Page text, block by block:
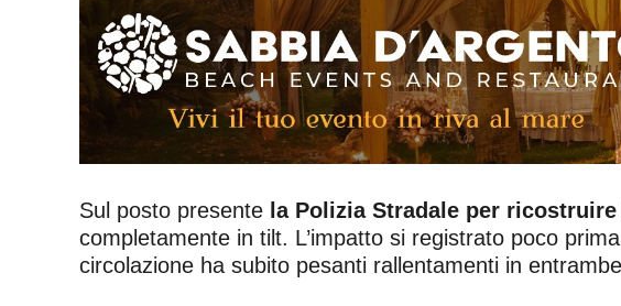
Sul posto presente la Polizia Stradale per
completamente in tilt. L’impatto si registrato poco
circolazione ha subito pesanti rallentamenti in